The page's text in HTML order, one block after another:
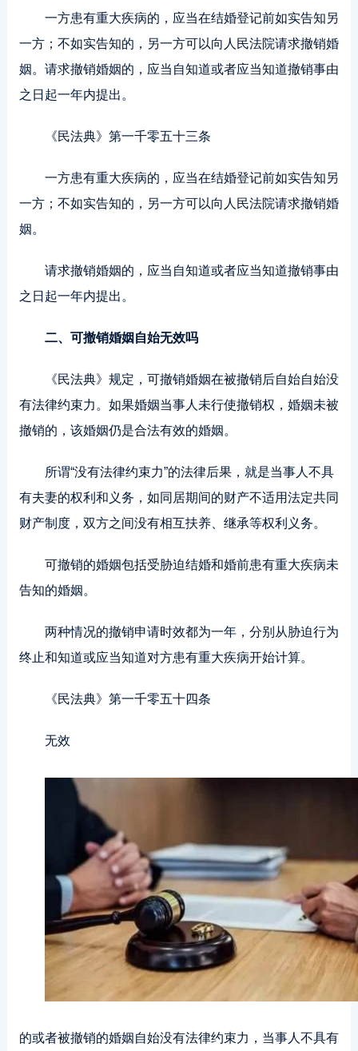
一方患有重大疾病的，应当在结婚登记前如实告知另
一方；不如实告知的，另一方可以向人民法院请求撤销婚
姻。请求撤销婚姻的，应当自知道或者应当知道撤销事由
之日起一年内提出。
《民法典》第一千零五十三条
一方患有重大疾病的，应当在结婚登记前如实告知另
一方；不如实告知的，另一方可以向人民法院请求撤销婚
姻。
请求撤销婚姻的，应当自知道或者应当知道撤销事由
之日起一年内提出。
二、可撤销婚姻自始无效吗
《民法典》规定，可撤销婚姻在被撤销后自始自始没
有法律约束力。如果婚姻当事人未行使撤销权，婚姻未被
撤销的，该婚姻仍是合法有效的婚姻。
所谓“没有法律约束力”的法律后果，就是当事人不具
有夫妻的权利和义务，如同居期间的财产不适用法定共同
财产制度，双方之间没有相互扶养、继承等权利义务。
可撤销的婚姻包括受胁迫结婚和婚前患有重大疾病未
告知的婚姻。
两种情况的撤销申请时效都为一年，分别从胁迫行为
终止和知道或应当知道对方患有重大疾病开始计算。
《民法典》第一千零五十四条
无效
的或者被撤销的婚姻自始没有法律约束力，当事人不具有